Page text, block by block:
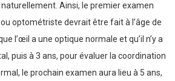
Ainsi, le premier examen
optométriste devrait être fait à l’âge de
l’œil a une optique normale et qu’il n’y a
puis à 3 ans, pour évaluer la coordination
le prochain examen aura lieu à 5 ans,